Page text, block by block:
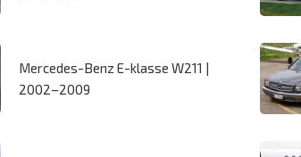
Mercedes-Benz E-klasse W211 |
2002–2009